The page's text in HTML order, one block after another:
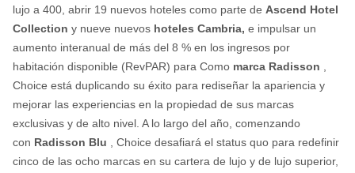
lujo a 400, abrir 19 nuevos hoteles como parte de Ascend Hotel
Collection y nueve nuevoshoteles Cambria, e impulsar un
aumento interanual de más del 8 % en los ingresos por
habitación disponible (RevPAR) para Comomarca Radisson
Choice está duplicando su éxito para rediseñar la apariencia y
mejorar las experiencias en la propiedad de sus marcas
exclusivas y de alto nivel. A lo largo del año, comenzando
con Radisson Blu , Choice desafiará el status quo para redefinir
cinco de las ocho marcas en su cartera de lujo y de lujo superior,